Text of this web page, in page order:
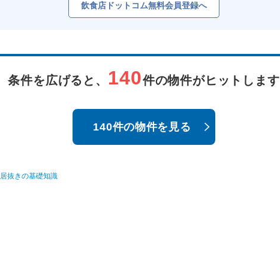
飲食店ドットコム無料会員登録へ
条件を広げると、 140件の物件がヒットします
140件の物件を見る
居抜きの基礎知識